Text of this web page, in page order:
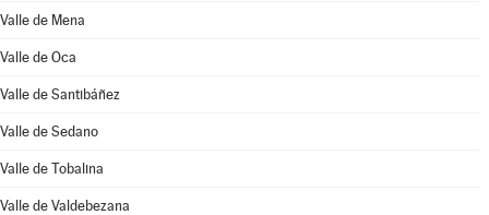
Valle de Mena
Valle de Oca
Valle de Santibáñez
Valle de Sedano
Valle de Tobalina
Valle de Valdebezana